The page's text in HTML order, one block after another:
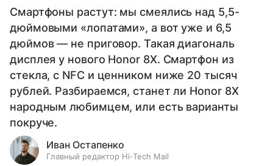
Смартфоны растут: мы смеялись над 5,5-
дюймовыми «лопатами», а вот уже и 6,5
дюймов — не приговор. Такая диагональ
дисплея у нового Honor 8X. Смартфон из
стекла, с NFC и ценником ниже 20 тысяч
рублей. Разбираемся, станет ли Honor 8X
народным любимцем, или есть варианты
покруче.
Иван Остапенко
Главный редактор Hi-Tech Mail